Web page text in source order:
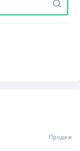
Продаж